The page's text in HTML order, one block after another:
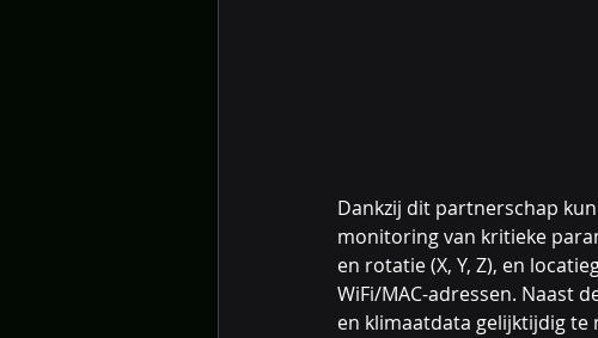
Dankzij dit partnerschap
monitoring van kritieke
en rotatie (X, Y, Z), en
WiFi/MAC-adressen. Naast
en klimaatdata gelijktijdig te